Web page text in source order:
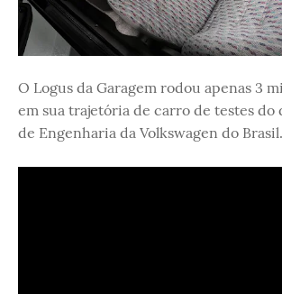
O Logus da Garagem rodou apenas 3
em sua trajetória de carro de testes do
de Engenharia da Volkswagen do Brasil.